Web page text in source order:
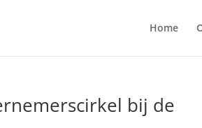
Home
bij de